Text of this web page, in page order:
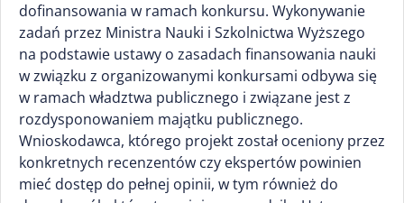
dofinansowania w ramach konkursu. Wykonywanie
zadań przez Ministra Nauki i Szkolnictwa Wyższego
na podstawie ustawy o zasadach finansowania nauki
w związku z organizowanymi konkursami odbywa się
w ramach władztwa publicznego i związane jest z
rozdysponowaniem majątku publicznego.
Wnioskodawca, którego projekt został oceniony przez
konkretnych recenzentów czy ekspertów powinien
mieć dostęp do pełnej opinii, w tym również do